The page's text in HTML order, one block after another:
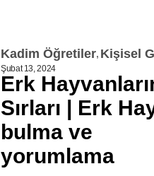
Kadim Öğretiler Kişisel
Şubat 13, 2024
Erk
Sırları | Erk
bulma ve
yorumlama